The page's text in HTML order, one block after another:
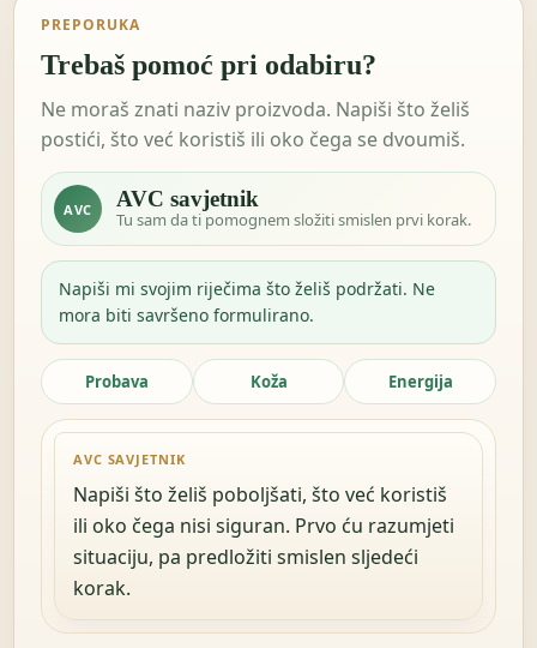
PREPORUKA
Trebaš pomoć pri odabiru?
Ne moraš znati naziv proizvoda. Napiši što želiš
postići, što već koristiš ili oko čega se dvoumiš.
AVC AVC savjetnik
Tu sam da ti pomognem složiti smislen prvi korak.
Napiši mi svojim riječima što želiš podržati. Ne
mora biti savršeno formulirano.
Probava Koža Energija
AVC SAVJETNIK
Napiši što želiš poboljšati, što već koristiš
ili oko čega nisi siguran. Prvo ću razumjeti
situaciju, pa predložiti smislen sljedeći
korak.